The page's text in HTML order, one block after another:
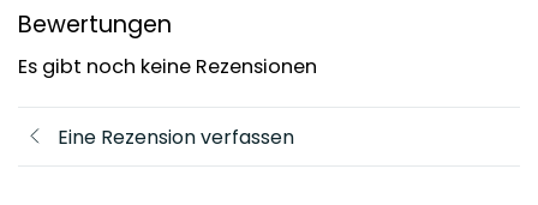
Bewertungen
Es gibt noch keine Rezensionen
Eine Rezension verfassen